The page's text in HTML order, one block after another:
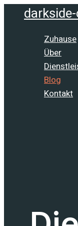
Inhalt
Zuhause
Über
Blog
Kontakt